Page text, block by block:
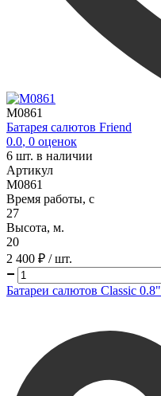
M0861
Батарея салютов Friend
0.0, 0 оценок
6 шт. в наличии
Артикул
M0861
Время работы, с
27
Высота, м.
20
2 400 ₽ / шт.
Батареи салютов Classic 0.8"